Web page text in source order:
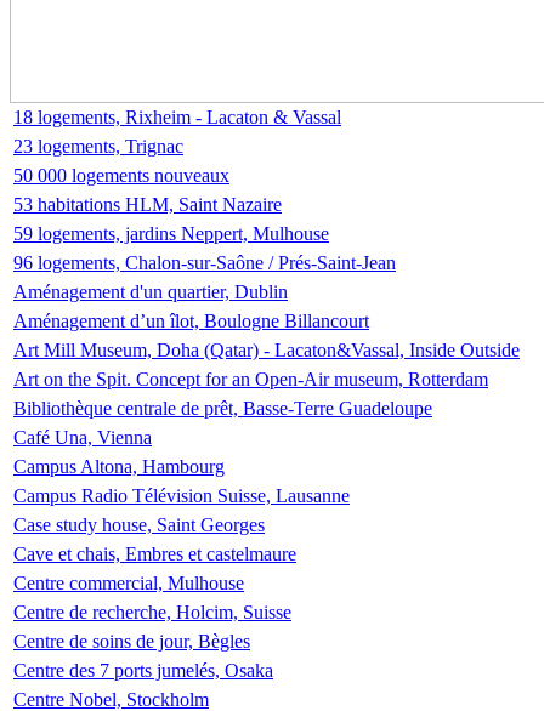
18 logements, Rixheim - Lacaton & Vassal
23 logements, Trignac
50 000 logements nouveaux
53 habitations HLM, Saint Nazaire
59 logements, jardins Neppert, Mulhouse
96 logements, Chalon-sur-Saône / Prés-Saint-Jean
Aménagement d'un quartier, Dublin
Aménagement d’un îlot, Boulogne Billancourt
Art Mill Museum, Doha (Qatar) - Lacaton&Vassal, Inside Outside
Art on the Spit. Concept for an Open-Air museum, Rotterdam
Bibliothèque centrale de prêt, Basse-Terre Guadeloupe
Café Una, Vienna
Campus Altona, Hambourg
Campus Radio Télévision Suisse, Lausanne
Case study house, Saint Georges
Cave et chais, Embres et castelmaure
Centre commercial, Mulhouse
Centre de recherche, Holcim, Suisse
Centre de soins de jour, Bègles
Centre des 7 ports jumelés, Osaka
Centre Nobel, Stockholm